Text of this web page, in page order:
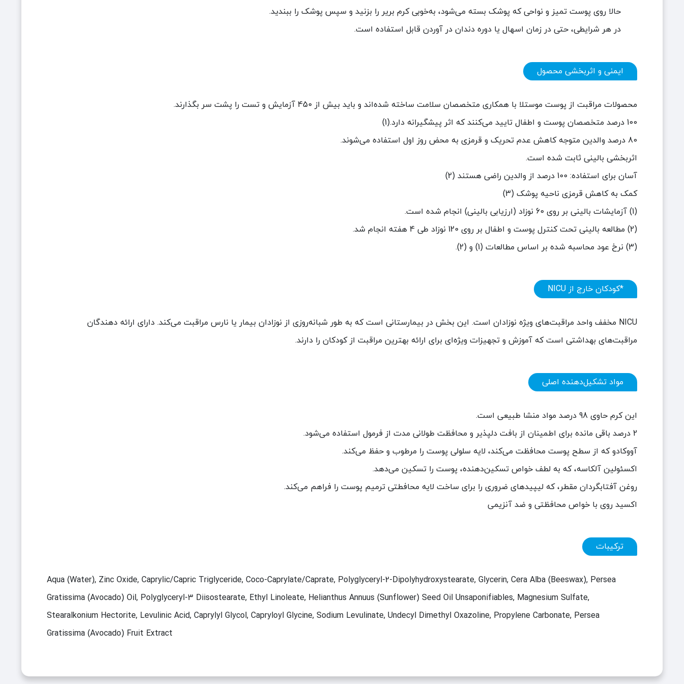
حالا روی پوست تمیز و نواحی که پوشک بسته می‌شود، به‌خوبی کرم بریر را بزنید و سپس پوشک را ببندید.
در هر شرایطی، حتی در زمان اسهال یا دوره دندان در آوردن قابل استفاده است.
ایمنی و اثربخشی محصول
محصولات مراقبت از پوست موستلا با همکاری متخصصان سلامت ساخته شده‌اند و باید بیش از 450 آزمایش و تست را پشت سر بگذارند.
100 درصد متخصصان پوست و اطفال تایید می‌کنند که اثر پیشگیرانه دارد.(1)
80 درصد والدین متوجه کاهش عدم تحریک و قرمزی به محض روز اول استفاده می‌شوند.
اثربخشی بالینی ثابت شده است.
آسان برای استفاده: 100 درصد از والدین راضی هستند (2)
کمک به کاهش قرمزی ناحیه پوشک (3)
(1) آزمایشات بالینی بر روی 60 نوزاد (ارزیابی بالینی) انجام شده است.
(2) مطالعه بالینی تحت کنترل پوست و اطفال بر روی 120 نوزاد طی 4 هفته انجام شد.
(3) نرخ عود محاسبه شده بر اساس مطالعات (1) و (2).
*کودکان خارج از NICU
NICU مخفف واحد مراقبت‌های ویژه نوزادان است. این بخش در بیمارستانی است که به طور شبانه‌روزی از نوزادان بیمار یا نارس مراقبت می‌کند. دارای ارائه دهندگان
مراقبت‌های بهداشتی است که آموزش و تجهیزات ویژه‌ای برای ارائه بهترین مراقبت از کودکان را دارند.
مواد تشکیل‌دهنده اصلی
این کرم حاوی 98 درصد مواد منشا طبیعی است.
2 درصد باقی مانده برای اطمینان از بافت دلپذیر و محافظت طولانی مدت از فرمول استفاده می‌شود.
آووکادو که از سطح پوست محافظت می‌کند، لایه سلولی پوست را مرطوب و حفظ می‌کند.
اکسئولین آلکاسه، که به لطف خواص تسکین‌دهنده، پوست را تسکین می‌دهد.
روغن آفتابگردان مقطر، که لیپیدهای ضروری را برای ساخت لایه محافطتی ترمیم پوست را فراهم می‌کند.
اکسید روی با خواص محافظتی و ضد آنزیمی
ترکیبات
Aqua (Water), Zinc Oxide, Caprylic/Capric Triglyceride, Coco-Caprylate/Caprate, Polyglyceryl-2-Dipolyhydroxystearate, Glycerin, Cera Alba (Beeswax), Persea
Gratissima (Avocado) Oil, Polyglyceryl-3 Diisostearate, Ethyl Linoleate, Helianthus Annuus (Sunflower) Seed Oil Unsaponifiables, Magnesium Sulfate,
Stearalkonium Hectorite, Levulinic Acid, Caprylyl Glycol, Capryloyl Glycine, Sodium Levulinate, Undecyl Dimethyl Oxazoline, Propylene Carbonate, Persea
Gratissima (Avocado) Fruit Extract